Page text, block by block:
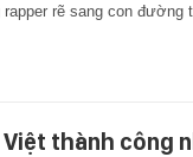
rẽ sang con đường
Việt thành công